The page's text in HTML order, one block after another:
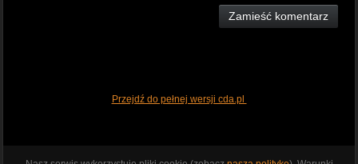
Zamieść komentarz
Przejdź do pełnej wersji cda.pl